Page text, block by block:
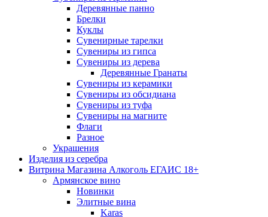
Деревянные панно
Брелки
Куклы
Сувенирные тарелки
Сувениры из гипса
Сувениры из дерева
Деревянные Гранаты
Сувениры из керамики
Сувениры из обсидиана
Сувениры из туфа
Сувениры на магните
Флаги
Разное
Украшения
Изделия из серебра
Витрина Магазина Алкоголь ЕГАИС 18+
Армянское вино
Новинки
Элитные вина
Karas